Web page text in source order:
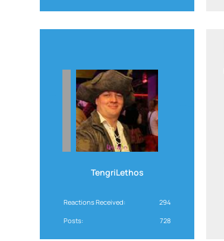
TengriLethos
Reactions Received 294
Posts 728